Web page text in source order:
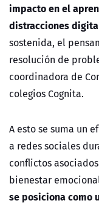
impacto en el
distracciones
sostenida, el
resolución de
coordinadora de
colegios Cognita.
A esto se suma un
a redes sociales
conflictos
bienestar
se posiciona como